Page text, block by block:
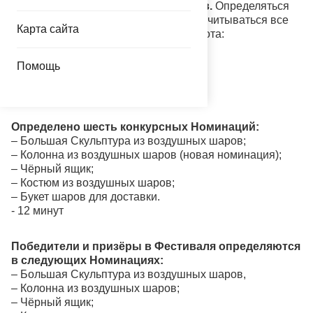
Карта сайта
Помощь
Расширенные призы для новичков. Определяться
они будут по зачёту Гран-При. Будут учитываться все
номинации, а не только большая работа:
- Открытие года
Определено шесть конкурсных Номинаций:
– Большая Скульптура из воздушных шаров;
– Колонна из воздушных шаров (новая номинация);
– Чёрный ящик;
– Костюм из воздушных шаров;
– Букет шаров для доставки.
- 12 минут
Победители и призёры в Фестиваля определяются
в следующих Номинациях:
– Большая Скульптура из воздушных шаров,
– Колонна из воздушных шаров;
– Чёрный ящик;